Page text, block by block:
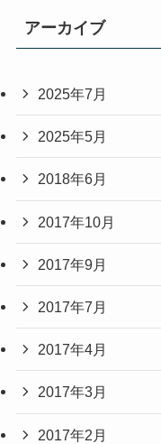
アーカイブ
2025年7月
2025年5月
2018年6月
2017年10月
2017年9月
2017年7月
2017年4月
2017年3月
2017年2月